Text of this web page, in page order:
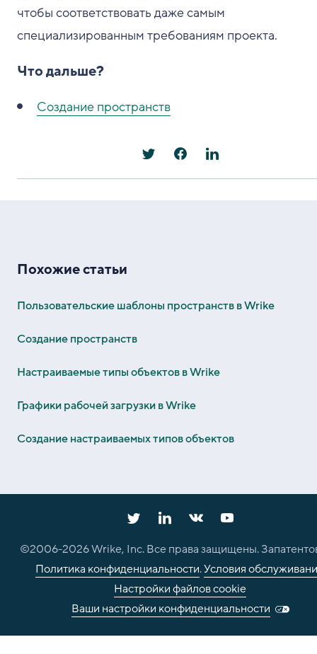
чтобы соответствовать даже самым
специализированным требованиям проекта.
Что дальше?
Создание пространств
Похожие статьи
Пользовательские шаблоны пространств в Wrike
Создание пространств
Настраиваемые типы объектов в Wrike
Графики рабочей загрузки в Wrike
Создание настраиваемых типов объектов
©2006-2026Wrike, Inc. Все права защищены.
Политика конфиденциальности.Условия
Настройки файлов cookie
Ваши настройки конфиденциальности